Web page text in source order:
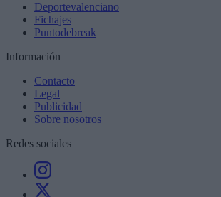
Deportevalenciano
Fichajes
Puntodebreak
Información
Contacto
Legal
Publicidad
Sobre nosotros
Redes sociales